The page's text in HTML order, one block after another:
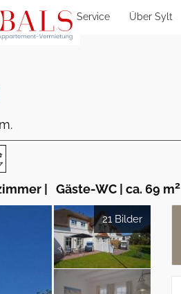
Service Über Sylt
Gäste-WC ca. 69 m2
21 Bilder